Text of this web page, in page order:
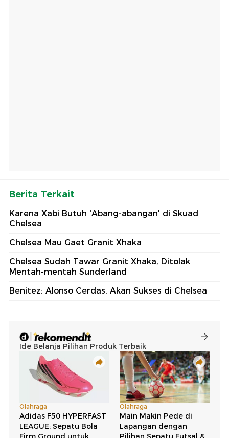
Berita Terkait
Karena Xabi Butuh 'Abang-abangan' di Skuad
Chelsea
Chelsea Mau Gaet Granit Xhaka
Chelsea Sudah Tawar Granit Xhaka, Ditolak
Mentah-mentah Sunderland
Benitez: Alonso Cerdas, Akan Sukses di Chelsea